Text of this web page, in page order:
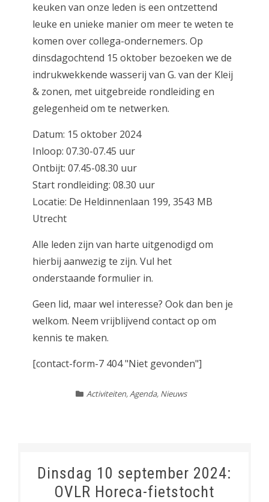
keuken van onze leden is een ontzettend
leuke en unieke manier om meer te weten te
komen over collega-ondernemers. Op
dinsdagochtend 15 oktober bezoeken we de
indrukwekkende wasserij van G. van der Kleij
& zonen, met uitgebreide rondleiding en
gelegenheid om te netwerken.
Datum: 15 oktober 2024
Inloop: 07.30-07.45 uur
Ontbijt: 07.45-08.30 uur
Start rondleiding: 08.30 uur
Locatie: De Heldinnenlaan 199, 3543 MB
Utrecht
Alle leden zijn van harte uitgenodigd om
hierbij aanwezig te zijn. Vul het
onderstaande formulier in.
Geen lid, maar wel interesse? Ook dan ben je
welkom. Neem vrijblijvend contact op om
kennis te maken.
[contact-form-7 404 "Niet gevonden"]
Activiteiten,Agenda, Nieuws
Dinsdag 10 september 2024:
OVLR Horeca-fietstocht